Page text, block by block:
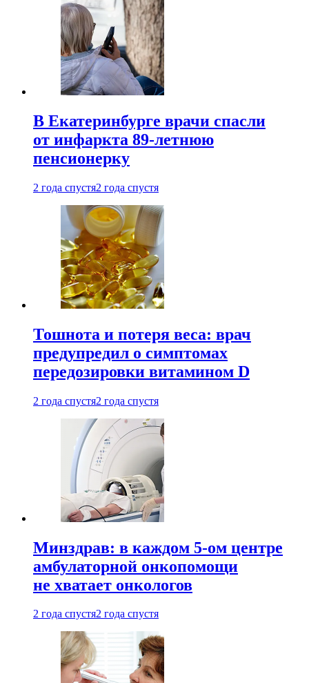
В Екатеринбурге врачи спасли
от инфаркта 89-летнюю
пенсионерку
2 года спустя2 года спустя
Тошнота и потеря веса: врач
предупредил о симптомах
передозировки витамином D
2 года спустя2 года спустя
Минздрав: в каждом 5-ом центре
амбулаторной онкопомощи
не хватает онкологов
2 года спустя2 года спустя